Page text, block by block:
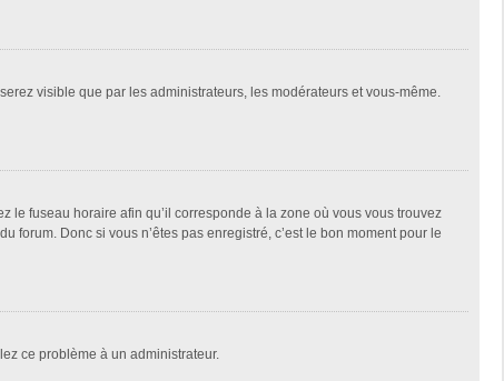
visible que par les administrateurs, les modérateurs et vous-même.
le fuseau horaire afin qu’il corresponde à la zone où vous vous trouvez
forum. Donc si vous n’êtes pas enregistré, c’est le bon moment pour le
ce problème à un administrateur.